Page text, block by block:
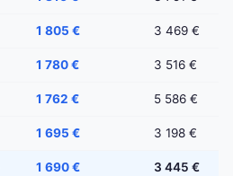
1 805 € 3 469 €
1 780 € 3 516 €
1 762 € 5 586 €
1 695 € 3 198 €
1 690 € 3 445 €